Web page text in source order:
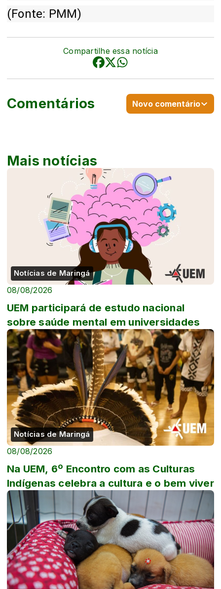
(Fonte: PMM)
Compartilhe essa notícia
Comentários Novo comentário
Mais notícias
Notícias de Maringá
08/08/2026
UEM participará de estudo nacional
sobre saúde mental em universidades
Notícias de Maringá
08/08/2026
Na UEM, 6º Encontro com as Culturas
Indígenas celebra a cultura e o bem viver